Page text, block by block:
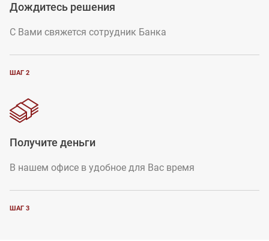
Дождитесь решения
С Вами свяжется сотрудник Банка
ШАГ 2
Получите деньги
В нашем офисе в удобное для Вас время
ШАГ 3